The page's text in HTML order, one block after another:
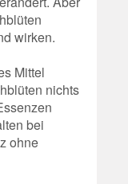
wirken.
Mittel
nichts
bei
ohne